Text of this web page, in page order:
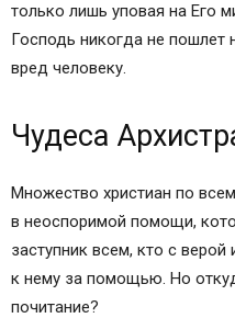
только лишь уповая на Его
Господь никогда не пошлет
вред человеку.
Чудеса
Множество христиан по
в неоспоримой помощи,
заступник всем, кто с
к нему за помощью. Но
почитание?